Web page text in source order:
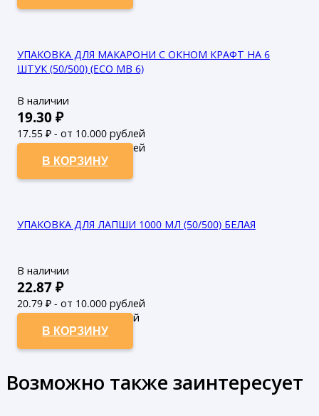
УПАКОВКА ДЛЯ МАКАРОНИ С ОКНОМ КРАФТ НА 6
ШТУК (50/500) (ECO МВ 6)
В наличии
19.30₽
17.55 ₽ - от 10.000 рублей
15.95₽ - от 50.000 рублей
В КОРЗИНУ
УПАКОВКА ДЛЯ ЛАПШИ 1000 МЛ (50/500) БЕЛАЯ
В наличии
22.87₽
20.79 ₽ - от 10.000 рублей
18.9₽ - от 50.000 рублей
В КОРЗИНУ
Возможно также заинтересует